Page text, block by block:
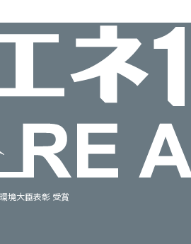
境大臣表彰 受賞